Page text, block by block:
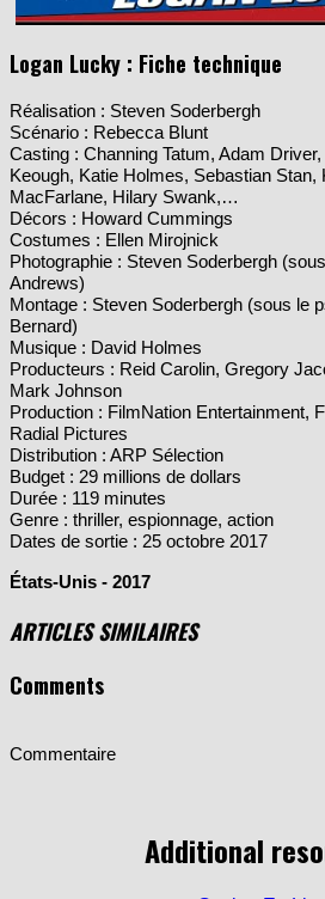
Logan Lucky : Fiche technique
Réalisation : Steven Soderbergh
Casting : Channing Tatum, Adam Driver,
Keough, Katie Holmes, Sebastian Stan,
MacFarlane, Hilary Swank,…
Décors : Howard Cummings
Costumes : Ellen Mirojnick
Photographie : Steven Soderbergh
Andrews)
Montage : Steven Soderbergh (sous le
Bernard)
Musique : David Holmes
Producteurs : Reid Carolin, Gregory
Mark Johnson
Production : FilmNation Entertainment,
Radial Pictures
Distribution : ARP Sélection
Budget : 29 millions de dollars
Durée : 119 minutes
Genre : thriller, espionnage, action
Dates de sortie : 25 octobre 2017
États-Unis - 2017
ARTICLES SIMILAIRES
Comments
Casino En